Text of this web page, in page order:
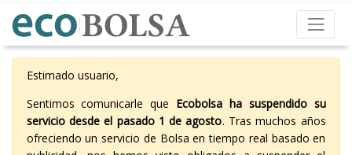
Estimado usuario,
Sentimos comunicarle que Ecobolsa ha suspendido su
servicio desde el pasado 1 de agosto. Tras muchos años
ofreciendo un servicio de Bolsa en tiempo real basado en